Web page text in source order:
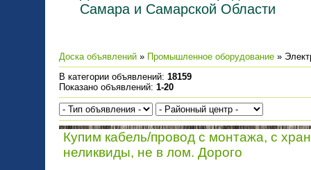
Самара и Самарской Области
Доска объявлений » Промышленное оборудование »
В категории объявлений: 18159
Показано объявлений: 1-20
Купим кабель/провод с монтажа, с
неликвиды, не в лом. Дорого